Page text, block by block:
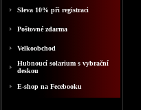
Sleva 10% při registraci
Poštovné zdarma
Velkoobchod
Hubnoucí solarium s vybrační
deskou
E-shop na Fecebooku